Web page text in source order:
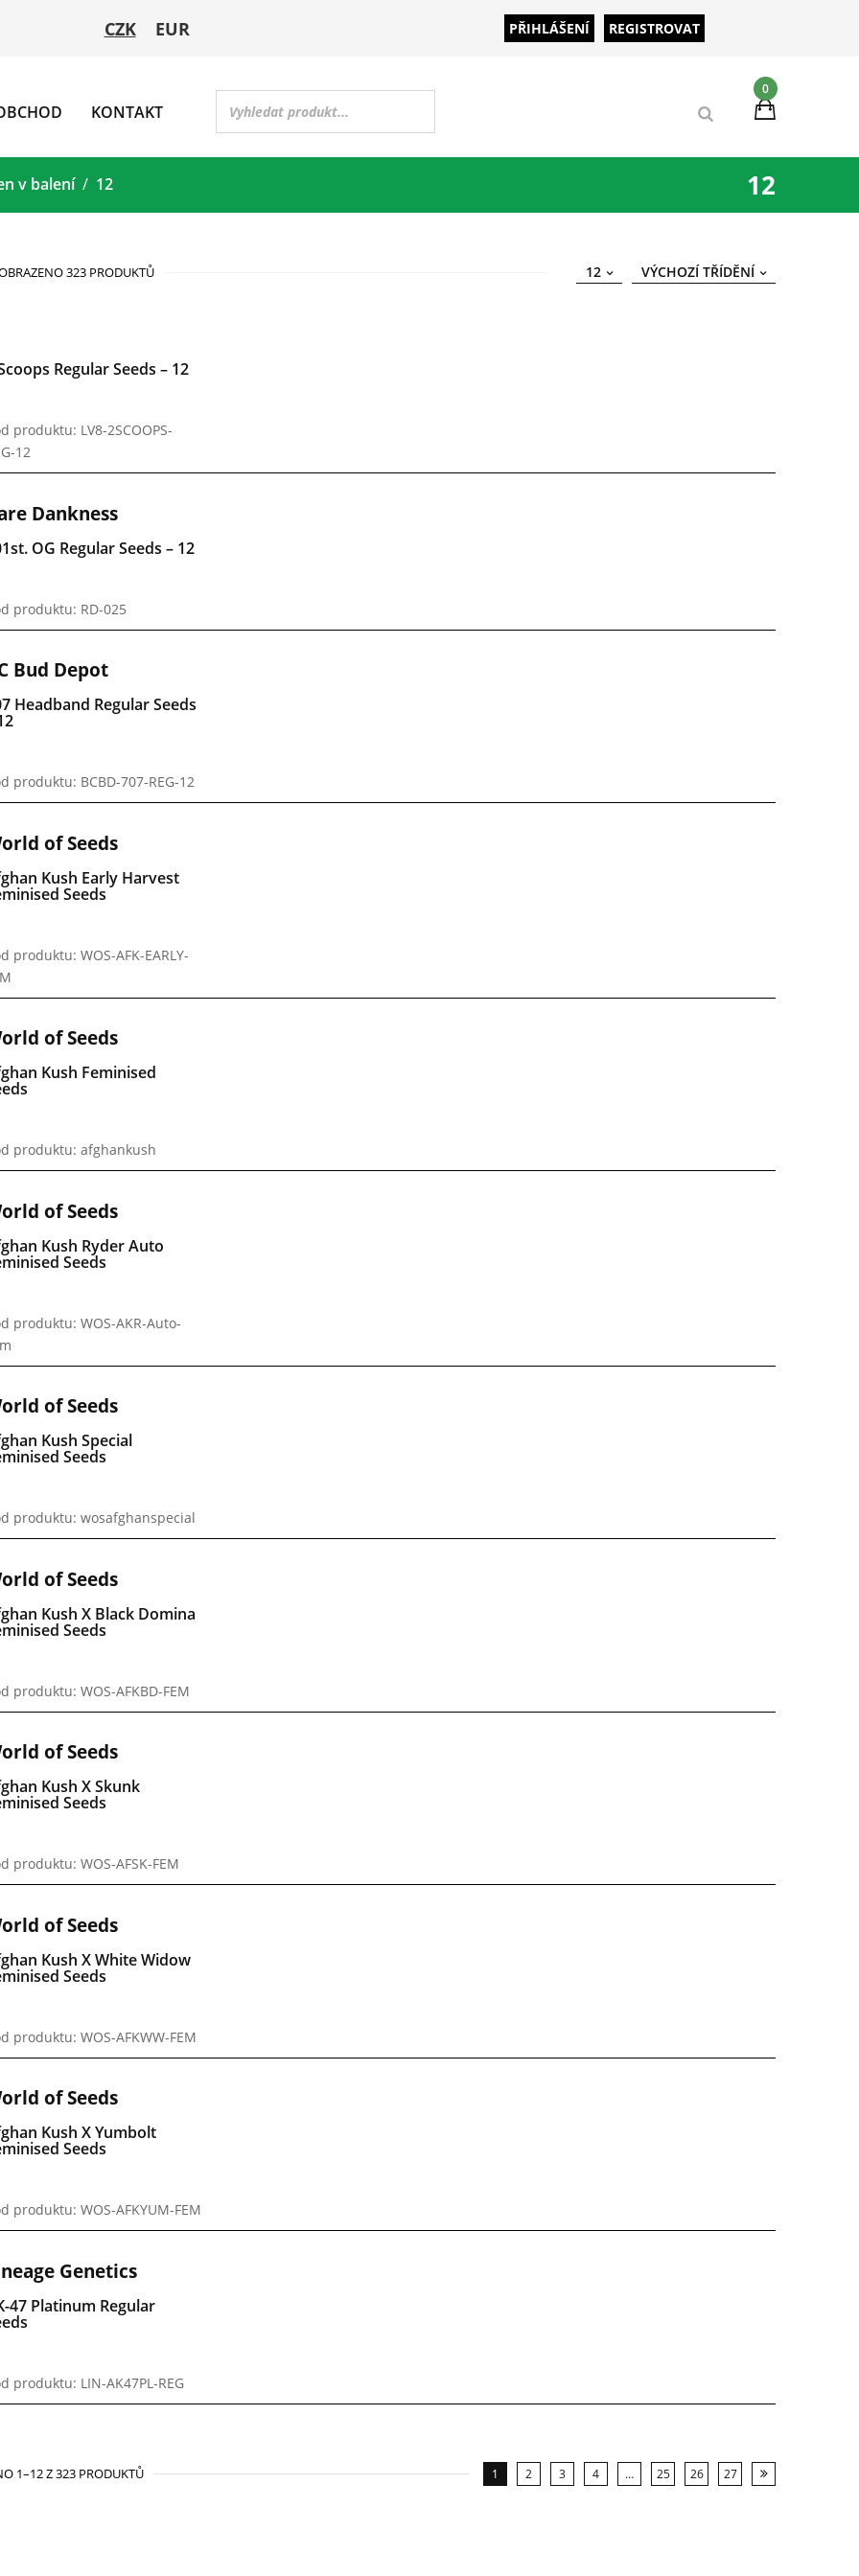
CZK EUR PŘIHLÁŠENÍ REGISTROVAT
0
KONTAKT
12
v balení 12
323 PRODUKTŮ VÝCHOZÍ TŘÍDĚNÍ
12
Regular Seeds – 12
produktu: LV8-2SCOOPS-
12
Dankness
OG Regular Seeds – 12
produktu: RD-025
Bud Depot
Headband Regular Seeds
produktu: BCBD-707-REG-12
of Seeds
Kush Early Harvest
Seeds
produktu: WOS-AFK-EARLY-
of Seeds
Kush Feminised
produktu: afghankush
of Seeds
Kush Ryder Auto
Seeds
produktu: WOS-AKR-Auto-
of Seeds
Kush Special
Seeds
produktu: wosafghanspecial
of Seeds
Kush X Black Domina
Seeds
produktu: WOS-AFKBD-FEM
of Seeds
Kush X Skunk
Seeds
produktu: WOS-AFSK-FEM
of Seeds
Kush X White Widow
Seeds
produktu: WOS-AFKWW-FEM
of Seeds
Kush X Yumbolt
Seeds
produktu: WOS-AFKYUM-FEM
Genetics
47 Platinum Regular
produktu: LIN-AK47PL-REG
1 2 3 4 … 25 26 27
1–12 Z 323 PRODUKTŮ